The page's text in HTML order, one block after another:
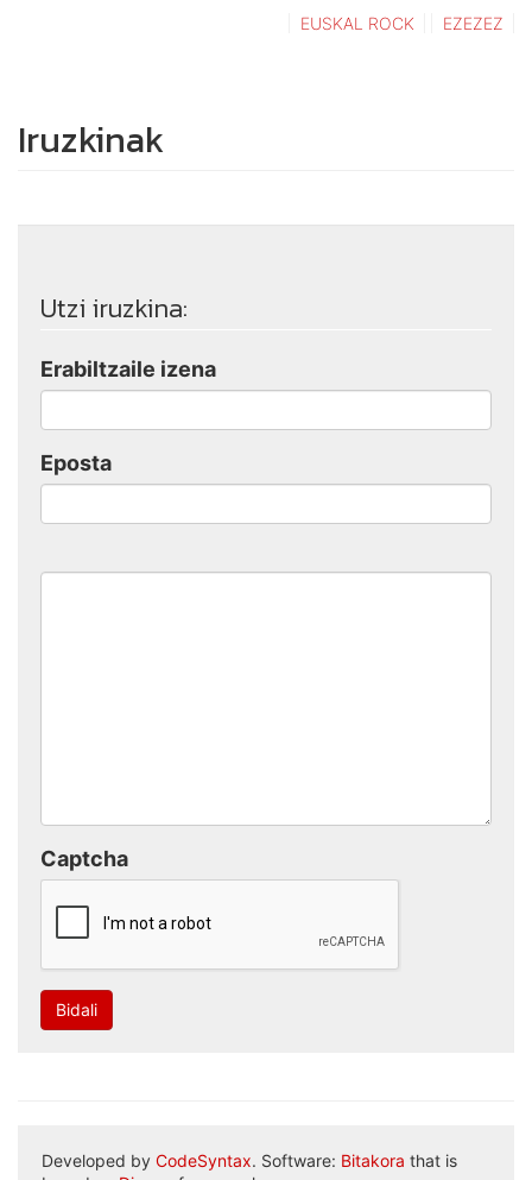
EUSKAL ROCK EZEZEZ
Iruzkinak
Utzi iruzkina:
Erabiltzaile izena
Eposta
Captcha
Bidali
Developed by CodeSyntax. Software: Bitakora that is